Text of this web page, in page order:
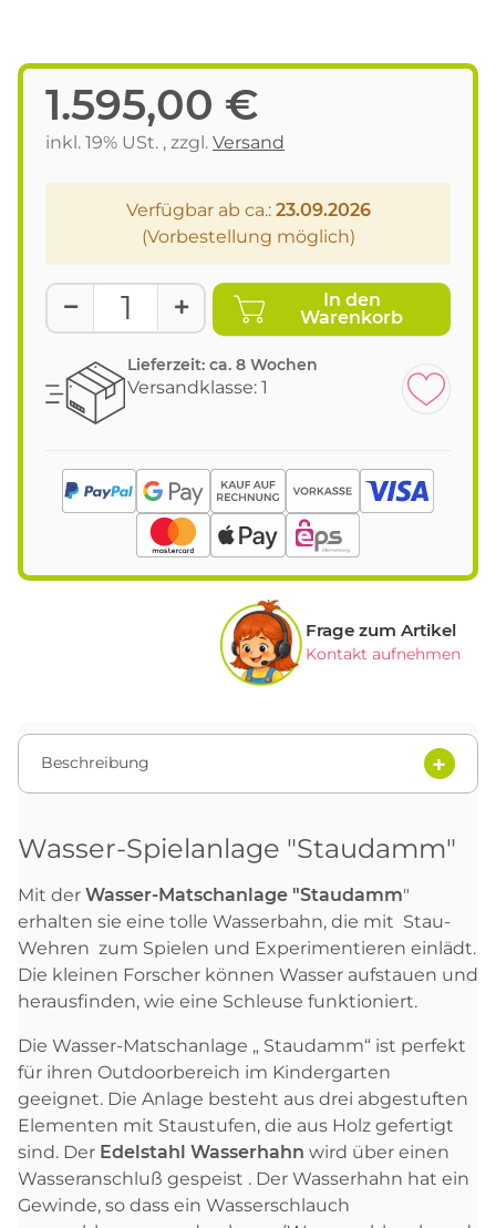
1.595,00 €
inkl. 19% USt. , zzgl. Versand
Verfügbar ab ca.: 23.09.2026
(Vorbestellung möglich)
In den
Warenkorb
Lieferzeit: ca. 8 Wochen
Versandklasse: 1
Frage zum Artikel
Kontakt aufnehmen
Beschreibung
Wasser-Spielanlage "Staudamm"
Mit der Wasser-Matschanlage "Staudamm"
erhalten sie eine tolle Wasserbahn, die mit Stau-
Wehren zum Spielen und Experimentieren einlädt.
Die kleinen Forscher können Wasser aufstauen und
herausfinden, wie eine Schleuse funktioniert.
Die Wasser-Matschanlage „ Staudamm“ ist perfekt
für ihren Outdoorbereich im Kindergarten
geeignet. Die Anlage besteht aus drei abgestuften
Elementen mit Staustufen, die aus Holz gefertigt
sind. Der Edelstahl Wasserhahn wird über einen
Wasseranschluß gespeist . Der Wasserhahn hat ein
Gewinde, so dass ein Wasserschlauch